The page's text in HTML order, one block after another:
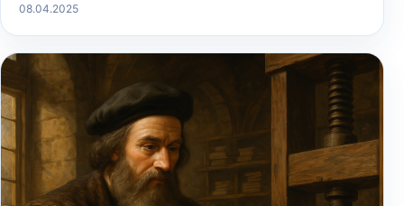
08.04.2025